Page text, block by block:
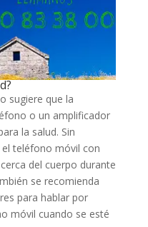
sugiere que la
o un amplificador
la salud. Sin
teléfono móvil con
del cuerpo durante
se recomienda
para hablar por
móvil cuando se esté